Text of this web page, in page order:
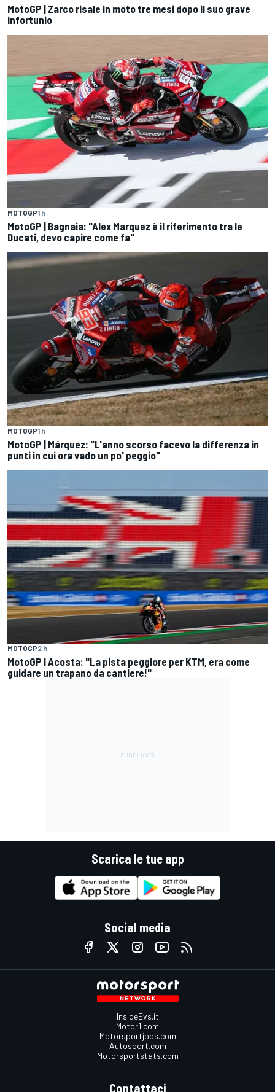
MotoGP | Zarco risale in moto tre mesi dopo il suo grave
infortunio
MOTOGP1 h
MotoGP | Bagnaia: "Alex Marquez è il riferimento tra le
Ducati, devo capire come fa"
MOTOGP1 h
MotoGP | Márquez: "L'anno scorso facevo la differenza in
punti in cui ora vado un po' peggio"
MOTOGP2 h
MotoGP | Acosta: "La pista peggiore per KTM, era come
guidare un trapano da cantiere!"
Scarica le tue app
Social media
InsideEvs.it
Motor1.com
Motorsportjobs.com
Autosport.com
Motorsportstats.com
Contattaci